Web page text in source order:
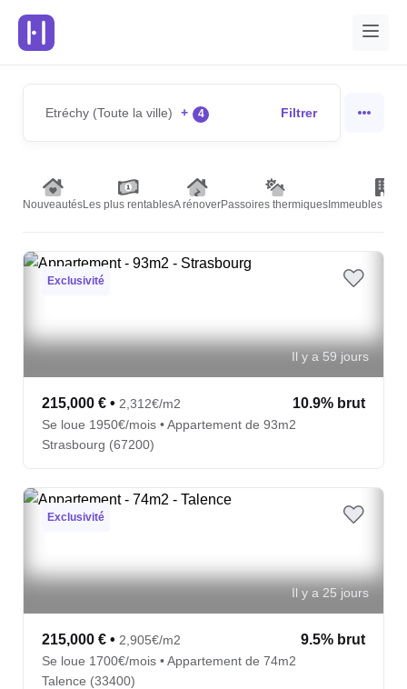
Etréchy (Toute la ville) + 4 Filtrer
NouveautésLes plus rentablesA rénoverPassoires thermiques Immeubles de
Exclusivité
Il y a 59 jours
215,000 € • 2,312€/m2 10.9% brut
Se loue 1950€/mois • Appartement de 93m2
Strasbourg (67200)
Exclusivité
Il y a 25 jours
215,000 € • 2,905€/m2 9.5% brut
Se loue 1700€/mois • Appartement de 74m2
Talence (33400)